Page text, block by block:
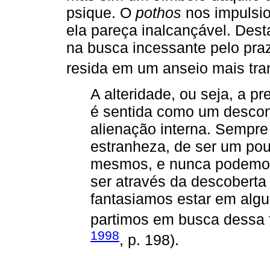
psique. O pothos nos
ela pareça inalcançável.
na busca incessante pelo
resida em um anseio mais
A alteridade, ou seja, a
é sentida como um
alienação interna.
estranheza, de ser um
mesmos, e nunca
ser através da
fantasiamos estar em
partimos em busca
1998, p. 198).